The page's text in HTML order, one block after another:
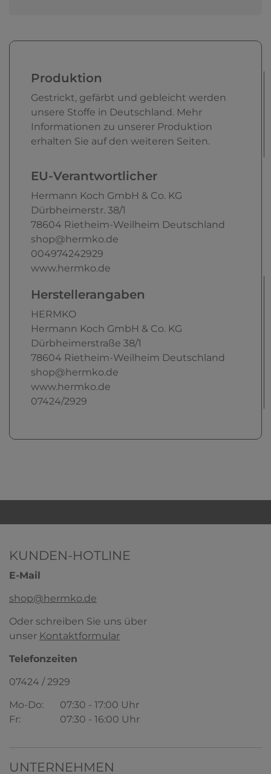
Produktion
Gestrickt, gefärbt und gebleicht werden
unsere Stoffe in Deutschland. Mehr
Informationen zu unserer Produktion
erhalten Sie auf den weiteren Seiten.
EU-Verantwortlicher
Hermann Koch GmbH & Co. KG
Dürbheimerstr. 38/1
78604 Rietheim-Weilheim Deutschland
shop@hermko.de
004974242929
www.hermko.de
Herstellerangaben
HERMKO
Hermann Koch GmbH & Co. KG
Dürbheimerstraße 38/1
78604 Rietheim-Weilheim Deutschland
shop@hermko.de
www.hermko.de
07424/2929
KUNDEN-HOTLINE
E-Mail
shop@hermko.de
Oder schreiben Sie uns über
unser Kontaktformular
Telefonzeiten
07424 / 2929
Mo-Do:
07:30 - 17:00 Uhr
Fr:
07:30 - 16:00 Uhr
UNTERNEHMEN